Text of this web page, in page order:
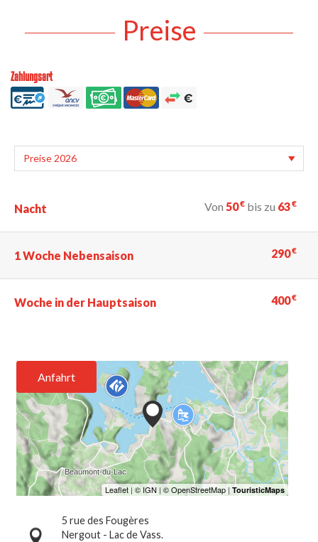
Preise
Zahlungsart
Nacht Von 50€ bis zu 63€
1 Woche Nebensaison 290€
Woche in der Hauptsaison 400€
Anfahrt
5 rue des Fougères
Nergout - Lac de Vass.